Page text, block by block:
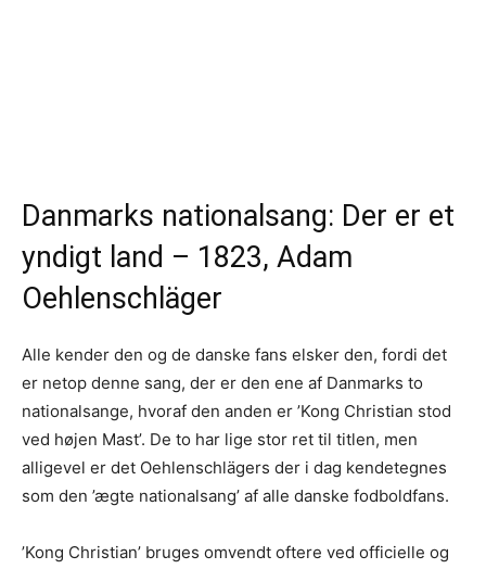
Danmarks nationalsang: Der er et
yndigt land – 1823, Adam
Oehlenschläger
Alle kender den og de danske fans elsker den, fordi det
er netop denne sang, der er den ene af Danmarks to
nationalsange, hvoraf den anden er ’Kong Christian stod
ved højen Mast’. De to har lige stor ret til titlen, men
alligevel er det Oehlenschlägers der i dag kendetegnes
som den ’ægte nationalsang’ af alle danske fodboldfans.
’Kong Christian’ bruges omvendt oftere ved officielle og